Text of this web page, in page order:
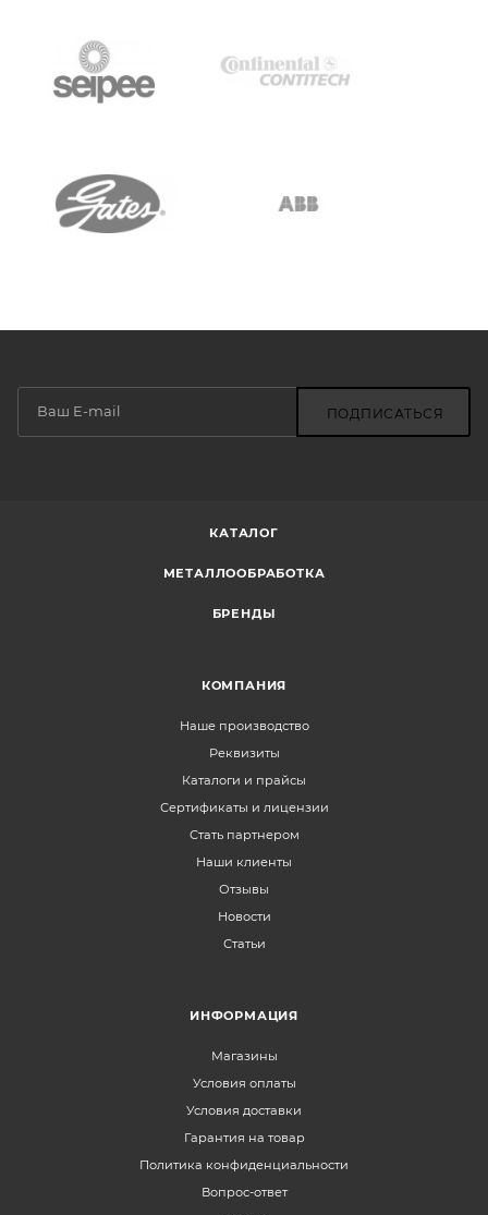
ПОДПИСАТЬСЯ
КАТАЛОГ
МЕТАЛЛООБРАБОТКА
БРЕНДЫ
КОМПАНИЯ
Наше производство
Реквизиты
Каталоги и прайсы
Сертификаты и лицензии
Стать партнером
Наши клиенты
Отзывы
Новости
Статьи
ИНФОРМАЦИЯ
Магазины
Условия оплаты
Условия доставки
Гарантия на товар
Политика конфиденциальности
Вопрос-ответ